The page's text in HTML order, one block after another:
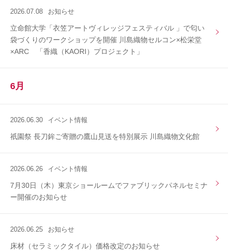
2026.07.08 お知らせ
立命館大学「衣笠アートヴィレッジフェスティバル 」で匂い
袋づくりのワークショップを開催 川島織物セルコン×松栄堂
×ARC 「香織（KAORI）プロジェクト」
6月
2026.06.30 イベント情報
祇園祭 長刀鉾ご寄贈の鷹山見送を特別展示 川島織物文化館
2026.06.26 イベント情報
7月30日（木）東京ショールームでファブリックパネルセミナ
ー開催のお知らせ
2026.06.25 お知らせ
床材（セラミックタイル）価格改定のお知らせ